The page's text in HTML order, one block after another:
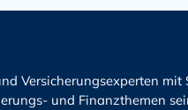
Versicherungsexperten
und Finanzthemen